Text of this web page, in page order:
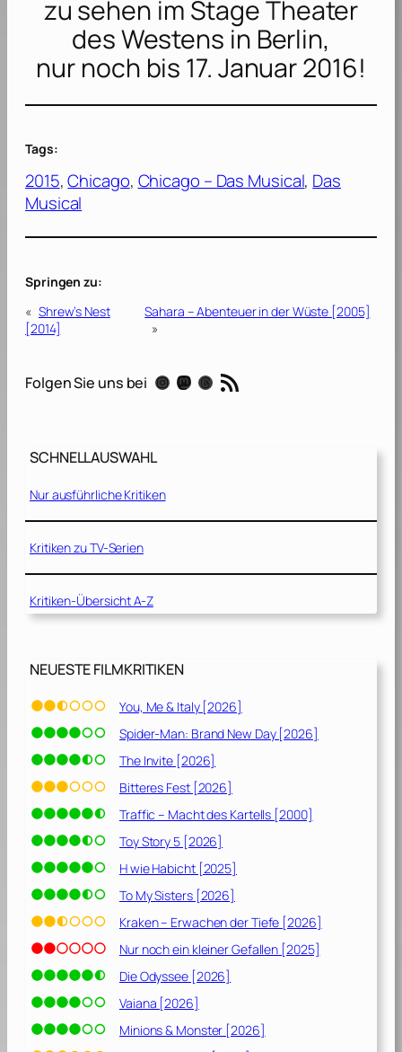
zu sehen im Stage Theater
des Westens in Berlin,
nur noch bis 17. Januar 2016!
Tags:
2015, Chicago, Chicago – Das Musical, Das
Musical
Springen zu:
« Shrew’s Nest
[2014]
Sahara – Abenteuer in der Wüste [2005]
»
Folgen Sie uns bei Instagram Mastodon Threads RSS-Feed
SCHNELLAUSWAHL
Nur ausführliche Kritiken
Kritiken zu TV-Serien
Kritiken-Übersicht A-Z
NEUESTE FILMKRITIKEN
You, Me & Italy [2026]
Spider-Man: Brand New Day [2026]
The Invite [2026]
Bitteres Fest [2026]
Traffic – Macht des Kartells [2000]
Toy Story 5 [2026]
H wie Habicht [2025]
To My Sisters [2026]
Kraken – Erwachen der Tiefe [2026]
Nur noch ein kleiner Gefallen [2025]
Die Odyssee [2026]
Vaiana [2026]
Minions & Monster [2026]